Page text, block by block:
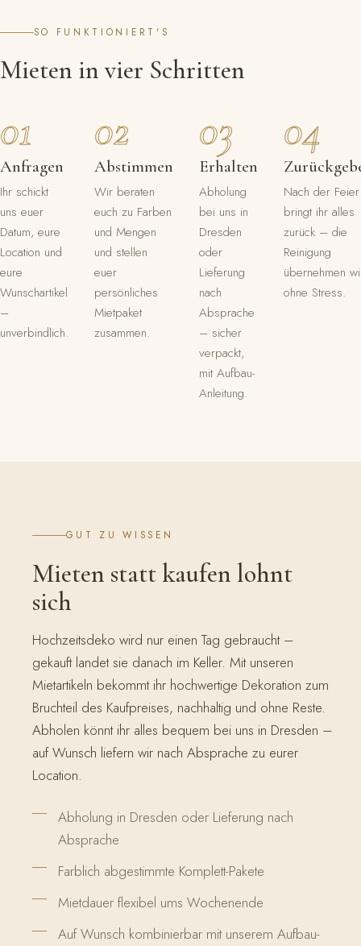
SO FUNKTIONIERT'S
Mieten in vier Schritten
Anfragen
Ihr schickt
uns euer
Datum, eure
Location und
eure
Wunschartikel
–
unverbindlich.
Abstimmen
Wir beraten
euch zu Farben
und Mengen
und stellen
euer
persönliches
Mietpaket
zusammen.
Erhalten
Abholung
bei uns in
Dresden
oder
Lieferung
nach
Absprache
– sicher
verpackt,
mit Aufbau-
Anleitung.
Nach der Feier
bringt ihr alles
zurück – die
Reinigung
übernehmen
ohne Stress.
GUT ZU WISSEN
Mieten statt kaufen lohnt
sich
Hochzeitsdeko wird nur einen Tag gebraucht –
gekauft landet sie danach im Keller. Mit unseren
Mietartikeln bekommt ihr hochwertige Dekoration zum
Bruchteil des Kaufpreises, nachhaltig und ohne Reste.
Abholen könnt ihr alles bequem bei uns in Dresden –
auf Wunsch liefern wir nach Absprache zu eurer
Location.
Abholung in Dresden oder Lieferung nach
Absprache
Farblich abgestimmte Komplett-Pakete
Mietdauer flexibel ums Wochenende
Auf Wunsch kombinierbar mit unserem Aufbau-